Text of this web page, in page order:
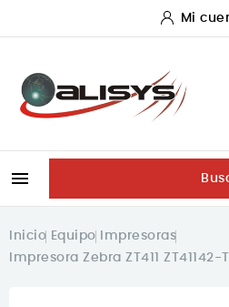
Mi

Inicio Equipo
Impresoras
Impresora Zebra ZT411 ZT41142-